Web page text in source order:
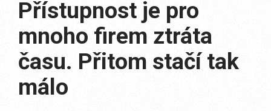
Přístupnost je pro
mnoho firem ztráta
času. Přitom stačí tak
málo